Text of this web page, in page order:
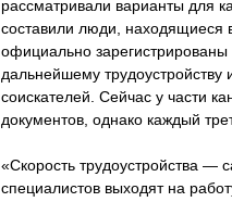
рассматривали варианты для
составили люди, находящиеся
официально
дальнейшему
соискателей. Сейчас у части
документов, однако каждый
«Скорость трудоустройства —
специалистов выходят на